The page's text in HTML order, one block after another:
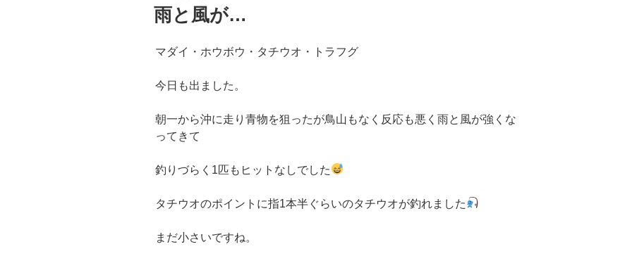
稿
日:
雨と風が…
マダイ・ホウボウ・タチウオ・トラフグ
今日も出ました。
朝一から沖に走り青物を狙ったが鳥山もなく反応も悪く雨と風が強くな
ってきて
釣りづらく1匹もヒットなしでした
タチウオのポイントに指1本半ぐらいのタチウオが釣れました
まだ小さいですね。